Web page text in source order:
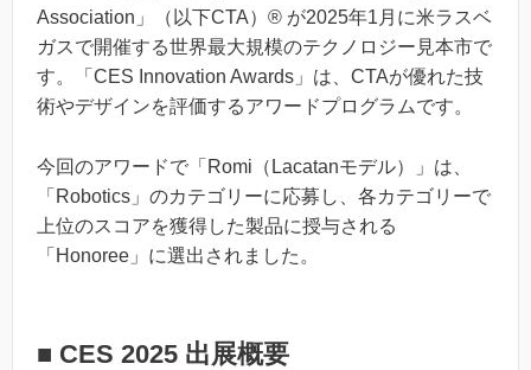
Association」（以下CTA）® が2025年1月に米ラスベ
ガスで開催する世界最大規模のテクノロジー見本市で
す。「CES Innovation Awards」は、CTAが優れた技
術やデザインを評価するアワードプログラムです。
今回のアワードで「Romi（Lacatanモデル）」は、
「Robotics」のカテゴリーに応募し、各カテゴリーで
上位のスコアを獲得した製品に授与される
「Honoree」に選出されました。
■ CES 2025 出展概要